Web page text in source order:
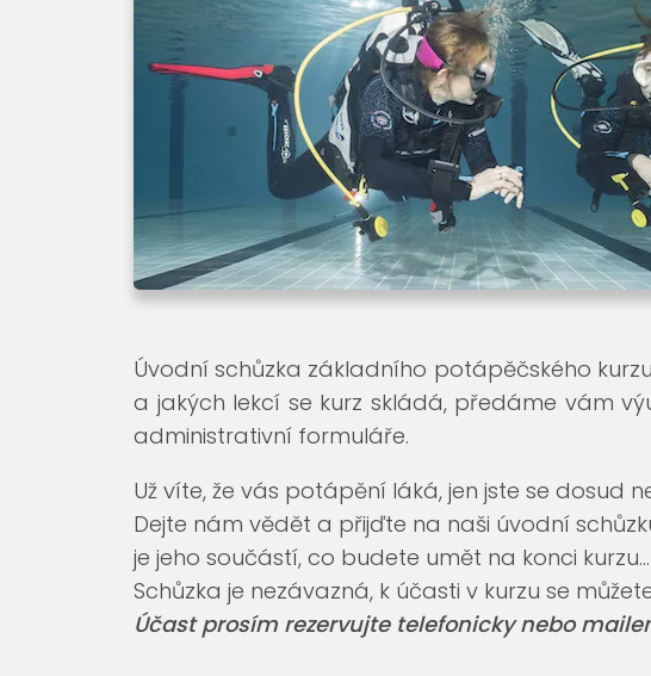
Úvodní schůzka základního potápěčského kurzu
a jakých lekcí se kurz skládá, předáme vám
administrativní formuláře.
Už víte, že vás potápění láká, jen jste se dosud
Dejte nám vědět a přijďte na naši úvodní
je jeho součástí, co budete umět na konci
Schůzka je nezávazná, k účasti v kurzu se
Účast prosím rezervujte telefonicky nebo